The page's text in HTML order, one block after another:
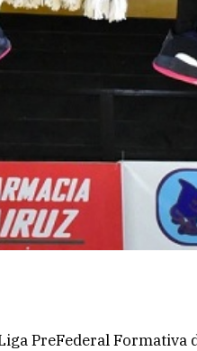
PreFederal Formativa